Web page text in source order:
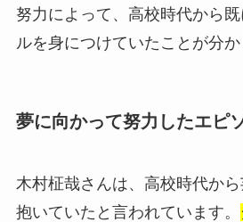
努力によって、高校時代から
ルを身につけていたことが分か
夢に向かって努力したエピ
木村柾哉さんは、高校時代か
抱いていたと言われています。